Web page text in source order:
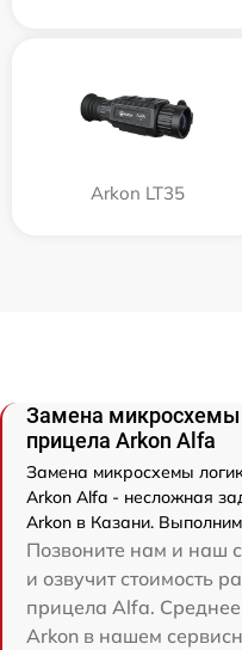
Arkon LT35
Замена микросхемы
прицела Arkon Alfa
Замена микросхемы
Arkon Alfa - несложная
Arkon в Казани.
Позвоните нам и наш
и озвучит стоимость
прицела Alfa.
Arkon в нашем